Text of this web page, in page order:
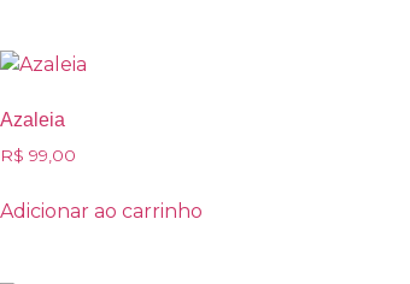
Azaleia
R$ 99,00
Adicionar ao carrinho